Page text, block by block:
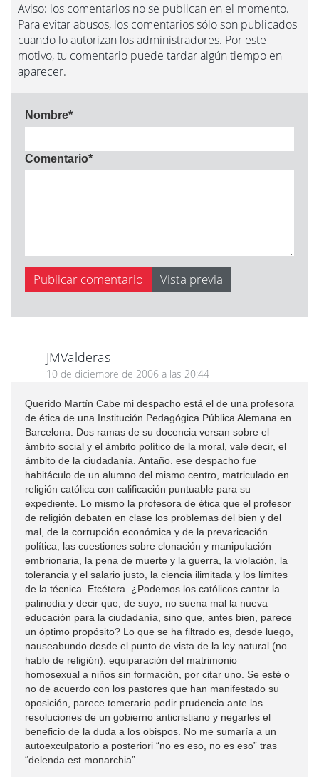
Aviso: los comentarios no se publican en el momento.
Para evitar abusos, los comentarios sólo son publicados
cuando lo autorizan los administradores. Por este
motivo, tu comentario puede tardar algún tiempo en
aparecer.
Nombre*
Comentario*
JMValderas
10 de diciembre de 2006 a las 20:44
Querido Martín Cabe mi despacho está el de una profesora
de ética de una Institución Pedagógica Pública Alemana en
Barcelona. Dos ramas de su docencia versan sobre el
ámbito social y el ámbito político de la moral, vale decir, el
ámbito de la ciudadanía. Antaño. ese despacho fue
habitáculo de un alumno del mismo centro, matriculado en
religión católica con calificación puntuable para su
expediente. Lo mismo la profesora de ética que el profesor
de religión debaten en clase los problemas del bien y del
mal, de la corrupción económica y de la prevaricación
política, las cuestiones sobre clonación y manipulación
embrionaria, la pena de muerte y la guerra, la violación, la
tolerancia y el salario justo, la ciencia ilimitada y los límites
de la técnica. Etcétera. ¿Podemos los católicos cantar la
palinodia y decir que, de suyo, no suena mal la nueva
educación para la ciudadanía, sino que, antes bien, parece
un óptimo propósito? Lo que se ha filtrado es, desde luego,
nauseabundo desde el punto de vista de la ley natural (no
hablo de religión): equiparación del matrimonio
homosexual a niños sin formación, por citar uno. Se esté o
no de acuerdo con los pastores que han manifestado su
oposición, parece temerario pedir prudencia ante las
resoluciones de un gobierno anticristiano y negarles el
beneficio de la duda a los obispos. No me sumaría a un
autoexculpatorio a posteriori “no es eso, no es eso” tras
“delenda est monarchia”.